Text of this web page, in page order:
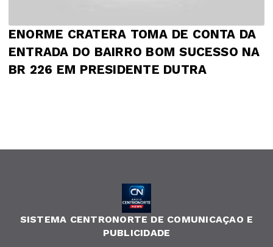
ENORME CRATERA TOMA DE CONTA DA
ENTRADA DO BAIRRO BOM SUCESSO NA
BR 226 EM PRESIDENTE DUTRA
SISTEMA CENTRONORTE DE COMUNICAÇAO E
PUBLICIDADE